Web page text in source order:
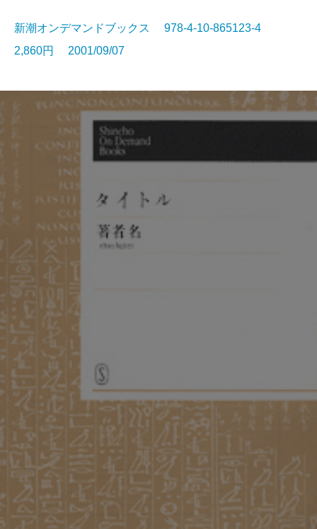
新潮オンデマンドブックス 978-4-10-865123-4
2,860円 2001/09/07